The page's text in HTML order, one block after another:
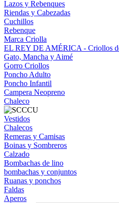
Lazos y Rebenques
Riendas y Cabezadas
Cuchillos
Rebenque
Marca Criolla
EL REY DE AMÉRICA - Criollos
Gato, Mancha y Aimé
Gorro Criollos
Poncho Adulto
Poncho Infantil
Campera Neopreno
Chaleco
Vestidos
Chalecos
Remeras y Camisas
Boinas y Sombreros
Calzado
Bombachas de lino
bombachas y conjuntos
Ruanas y ponchos
Faldas
Aperos